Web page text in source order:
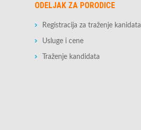
ODELJAK ZA PORODICE
Registracija za traženje kanidata
Usluge i cene
Traženje kandidata